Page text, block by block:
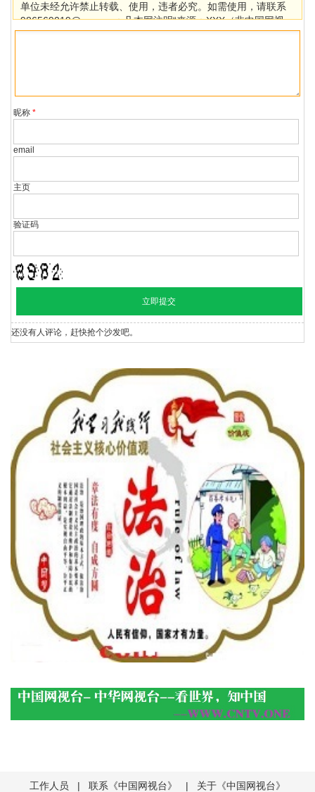
单位未经允许禁止转载、使用，违者必究。如需使用，请联系
986569019@qq.com；凡本网注明“来源：XXX（非中国网视
台）”的作品，均转载自其它媒体，目的在于传播更多信息，其
昵称*
email
主页
验证码
还没有人评论，赶快抢个沙发吧。
工作人员 | 联系《中国网视台》 | 关于《中国网视台》